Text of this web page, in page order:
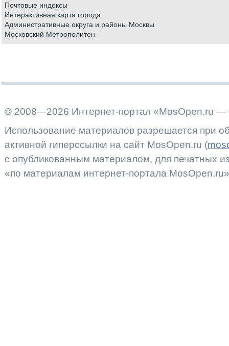
Почтовые индексы
Интерактивная карта города
Административные округа и районы Москвы
Московский Метрополитен
© 2008—2026 Интернет-портал «MosOpen.ru —
Использование материалов разрешается при
активной гиперссылки на сайт MosOpen.ru (
с опубликованным материалом, для печатных
«по материалам интернет-портала